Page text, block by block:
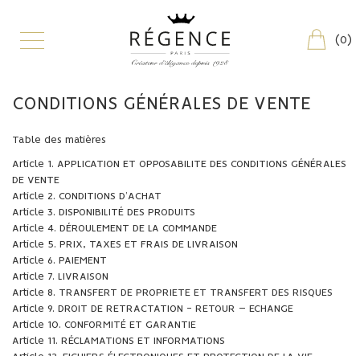
(0 )
CONDITIONS GÉNÉRALES DE VENTE
Table des matières
Article 1. APPLICATION ET OPPOSABILITE DES CONDITIONS GÉNÉRALES
DE VENTE
Article 2. CONDITIONS D’ACHAT
Article 3. DISPONIBILITÉ DES PRODUITS
Article 4. DÉROULEMENT DE LA COMMANDE
Article 5. PRIX, TAXES ET FRAIS DE LIVRAISON
Article 6. PAIEMENT
Article 7. LIVRAISON
Article 8. TRANSFERT DE PROPRIETE ET TRANSFERT DES RISQUES
Article 9. DROIT DE RETRACTATION - RETOUR – ECHANGE
Article 10. CONFORMITÉ ET GARANTIE
Article 11. RÉCLAMATIONS ET INFORMATIONS